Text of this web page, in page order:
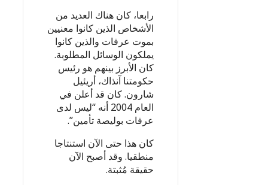
رابعا، كان هناك العديد من
الأشخاص الذين كانوا معنيين
بموت عرفات والذين كانوا
يملكون الوسائل المطلوبة.
كان الأبرز بينهم هو رئيس
حكومتنا آنذاك، أريئيل
شارون. كان قد أعلن في
العام 2004 أنه “ليس لدى
عرفات بوليصة تأمين”.
كان هذا حتى الآن استنتاجا
منطقيا. وقد أصبح الآن
حقيقة مُثبتة.